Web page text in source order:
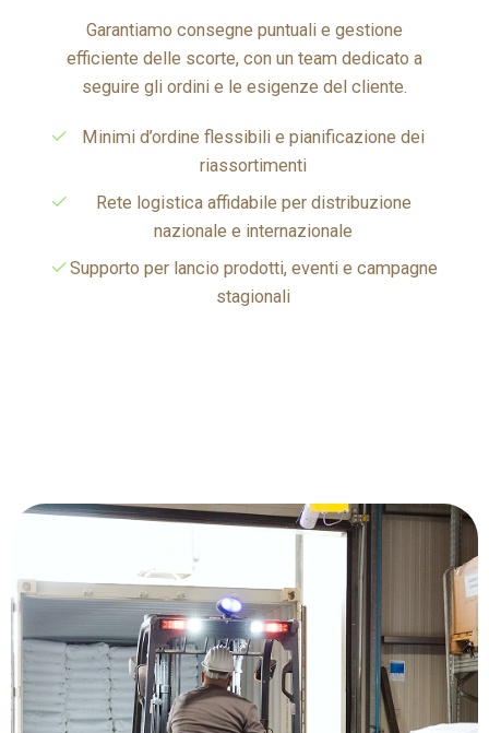
seguire gli ordini e le esigenze del cliente.
Minimi d’ordine flessibili e pianificazione dei
Rete logistica affidabile per distribuzione
nazionale e internazionale
Supporto per lancio prodotti, eventi e campagne
stagionali